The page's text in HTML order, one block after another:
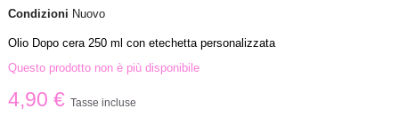
Condizioni Nuovo
Olio Dopo cera 250 ml con etechetta personalizzata
Questo prodotto non è più disponibile
4,90 € Tasse incluse